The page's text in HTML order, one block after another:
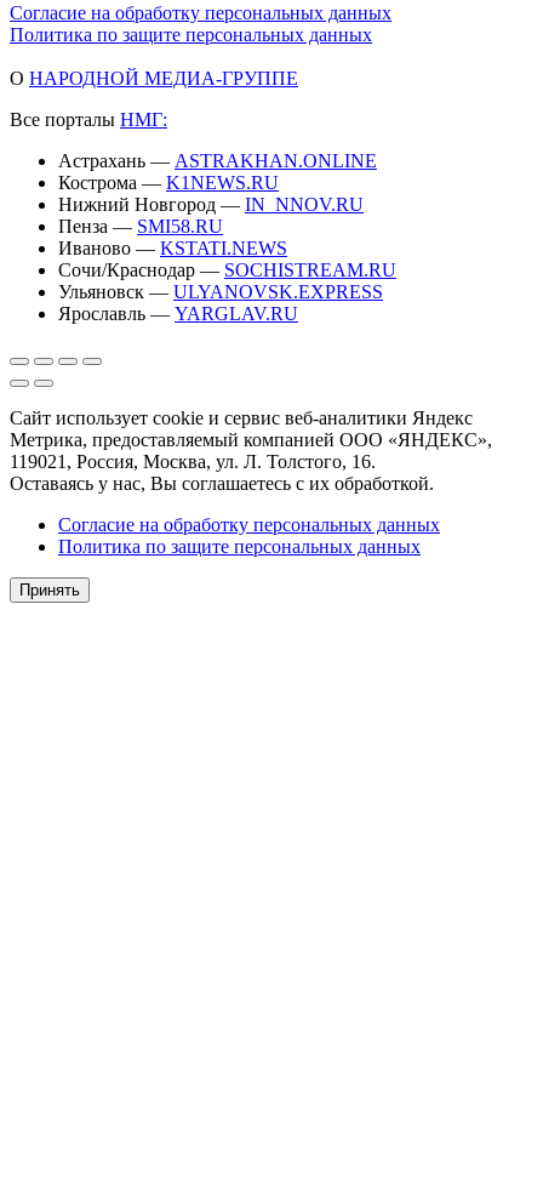
Согласие на обработку персональных данных
Политика по защите персональных данных
О НАРОДНОЙ МЕДИА-ГРУППЕ
Все порталы НМГ:
Астрахань — ASTRAKHAN.ONLINE
Кострома — K1NEWS.RU
Нижний Новгород — IN_NNOV.RU
Пенза — SMI58.RU
Иваново — KSTATI.NEWS
Сочи/Краснодар — SOCHISTREAM.RU
Ульяновск — ULYANOVSK.EXPRESS
Ярославль — YARGLAV.RU
Сайт использует cookie и сервис веб-аналитики Яндекс
Метрика, предоставляемый компанией ООО «ЯНДЕКС»,
119021, Россия, Москва, ул. Л. Толстого, 16.
Оставаясь у нас, Вы соглашаетесь с их обработкой.
Согласие на обработку персональных данных
Политика по защите персональных данных
Принять